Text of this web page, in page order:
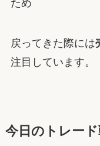
ため
戻ってきた際には
注目しています。
今日のトレー